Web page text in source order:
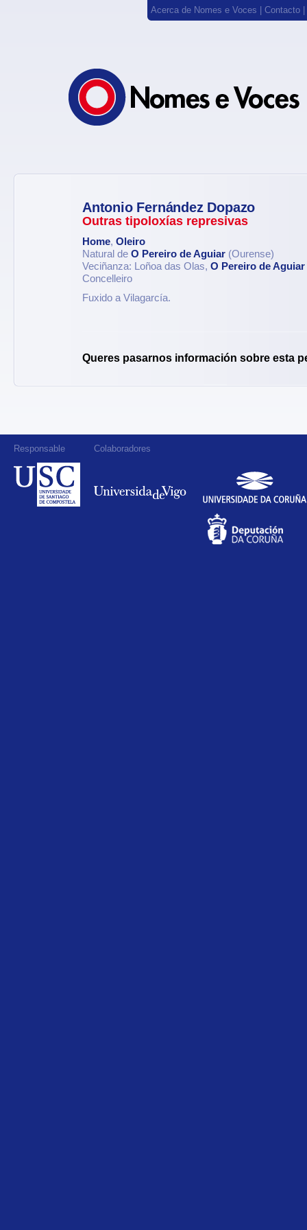
Acerca de Nomes e Voces Contacto
Antonio Fernández Dopazo
Outras tipoloxías represivas
Home, Oleiro
Natural de O Pereiro de Aguiar (Ourense)
Veciñanza: Loñoa das Olas, O Pereiro de Aguiar
Concelleiro
Fuxido a Vilagarcía.
Queres pasarnos información sobre esta
Responsable Colaboradores